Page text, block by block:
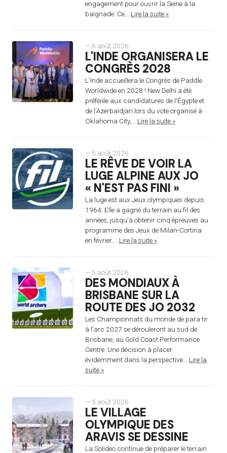
engagement pour ouvrir la Seine à la
baignade. Ce... Lire la suite »
— 6 août 2026
L'INDE ORGANISERA LE
CONGRÈS 2028
L’Inde accueillera le Congrès de Paddle
Worldwide en 2028 ! New Delhi a été
préférée aux candidatures de l’Égypte et
de l’Azerbaïdjan lors du vote organisé à
Oklahoma City,... Lire la suite »
— 5 août 2026
LE RÊVE DE VOIR LA
LUGE ALPINE AUX JO
« N'EST PAS FINI »
La luge est aux Jeux olympiques depuis
1964. Elle a gagné du terrain au fil des
années, jusqu’à obtenir cinq épreuves au
programme des Jeux de Milan-Cortina
en février.... Lire la suite »
— 5 août 2026
DES MONDIAUX À
BRISBANE SUR LA
ROUTE DES JO 2032
Les Championnats du monde de para tir
à l’arc 2027 se dérouleront au sud de
Brisbane, au Gold Coast Performance
Centre. Une décision à placer
évidemment dans la perspective... Lire la
suite »
— 5 août 2026
LE VILLAGE
OLYMPIQUE DES
ARAVIS SE DESSINE
La Solideo continue de préparer le terrain